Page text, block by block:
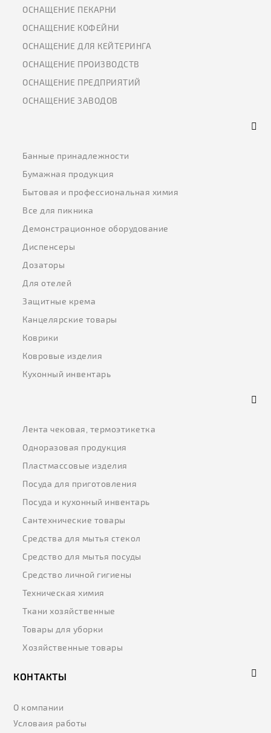
ОСНАЩЕНИЕ ПЕКАРНИ
ОСНАЩЕНИЕ КОФЕЙНИ
ОСНАЩЕНИЕ ДЛЯ КЕЙТЕРИНГА
ОСНАЩЕНИЕ ПРОИЗВОДСТВ
ОСНАЩЕНИЕ ПРЕДПРИЯТИЙ
ОСНАЩЕНИЕ ЗАВОДОВ
Банные принадлежности
Бумажная продукция
Бытовая и профессиональная химия
Все для пикника
Демонстрационное оборудование
Диспенсеры
Дозаторы
Для отелей
Защитные крема
Канцелярские товары
Коврики
Ковровые изделия
Кухонный инвентарь
Лента чековая, термоэтикетка
Одноразовая продукция
Пластмассовые изделия
Посуда для приготовления
Посуда и кухонный инвентарь
Сантехнические товары
Средства для мытья стекол
Средство для мытья посуды
Средство личной гигиены
Техническая химия
Ткани хозяйственные
Товары для уборки
Хозяйственные товары
КОНТАКТЫ
О компании
Условаия работы